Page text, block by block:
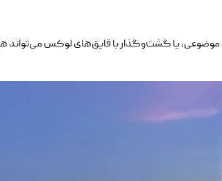
یا گشت‌وگذار با قایق‌های لوکس می‌تواند